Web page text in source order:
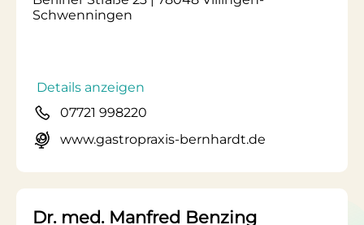
Schwenningen
Details anzeigen
07721 998220
www.gastropraxis-bernhardt.de
Dr. med. Manfred Benzing